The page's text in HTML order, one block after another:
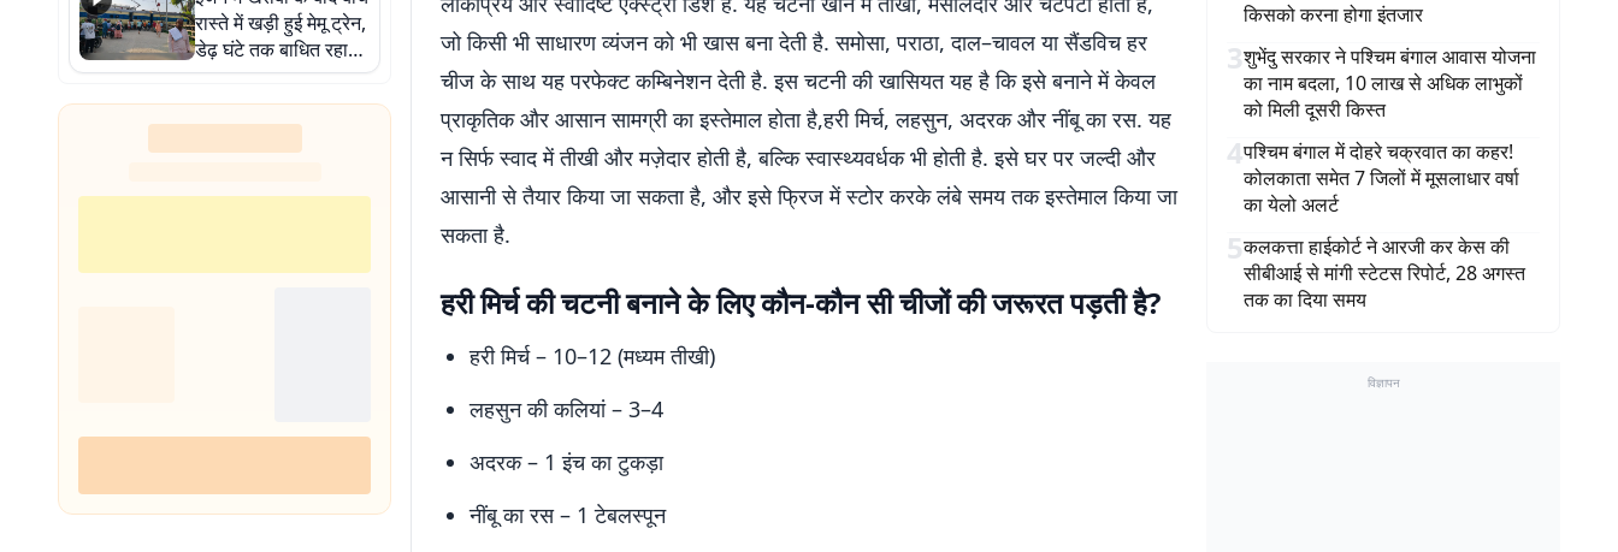
रास्ते में खड़ी हुई मेमू ट्रेन,
डेढ़ घंटे तक बाधित रहा
आवागमन
जो किसी भी साधारण व्यंजन को भी खास बना देती है. समोसा, पराठा, दाल–चावल या सैंडविच हर
चीज के साथ यह परफेक्ट कम्बिनेशन देती है. इस चटनी की खासियत यह है कि इसे बनाने में केवल
प्राकृतिक और आसान सामग्री का इस्तेमाल होता है,हरी मिर्च, लहसुन, अदरक और नींबू का रस. यह
न सिर्फ स्वाद में तीखी और मज़ेदार होती है, बल्कि स्वास्थ्यवर्धक भी होती है. इसे घर पर जल्दी और
आसानी से तैयार किया जा सकता है, और इसे फ्रिज में स्टोर करके लंबे समय तक इस्तेमाल किया जा
सकता है.
हरी मिर्च की चटनी बनाने के लिए कौन-कौन सी चीजों की जरूरत पड़ती है?
हरी मिर्च – 10–12 (मध्यम तीखी)
लहसुन की कलियां – 3–4
अदरक – 1 इंच का टुकड़ा
नींबू का रस – 1 टेबलस्पून
किसको करना होगा इंतजार
3शुभेंदु सरकार ने पश्चिम बंगाल आवास योजना
का नाम बदला, 10 लाख से अधिक लाभुकों
को मिली दूसरी किस्त
4पश्चिम बंगाल में दोहरे चक्रवात का कहर!
कोलकाता समेत 7 जिलों में मूसलाधार वर्षा
का येलो अलर्ट
5कलकत्ता हाईकोर्ट ने आरजी कर केस की
सीबीआई से मांगी स्टेटस रिपोर्ट, 28 अगस्त
तक का दिया समय
विज्ञापन